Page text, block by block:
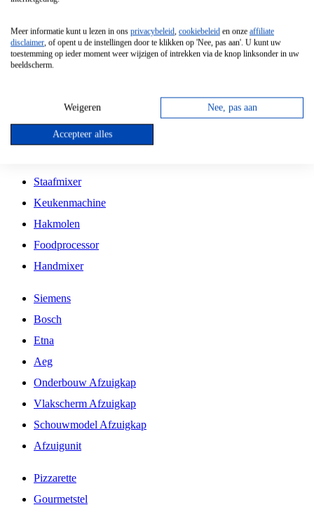
Vrijstaande Magnetron
Vrijstaande Kookplaat
Inbouw Gaskookplaat
Inbouw Keramische Kookplaat
Kookplaat Accessoires
Staafmixer
Keukenmachine
Hakmolen
Foodprocessor
Handmixer
Siemens
Bosch
Etna
Aeg
Onderbouw Afzuigkap
Vlakscherm Afzuigkap
Schouwmodel Afzuigkap
Afzuigunit
Pizzarette
Gourmetstel
Meer informatie kunt u lezen in ons privacybeleid, cookiebeleid en onze affiliate
disclaimer, of opent u de instellingen door te klikken op 'Nee, pas aan'. U kunt uw
toestemming op ieder moment weer wijzigen of intrekken via de knop linksonder in uw
beeldscherm.
Weigeren Nee, pas aan
Accepteer alles